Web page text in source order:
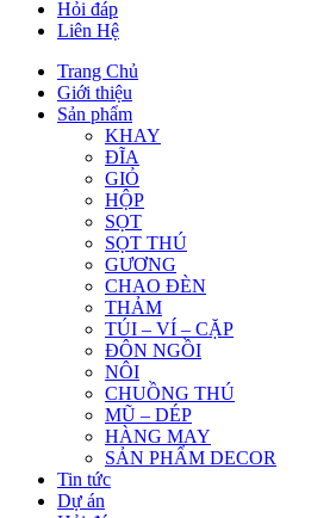
Hỏi đáp
Liên Hệ
Trang Chủ
Giới thiệu
Sản phẩm
KHAY
ĐĨA
GIỎ
HỘP
SỌT
SỌT THÚ
GƯƠNG
CHAO ĐÈN
THẢM
TÚI – VÍ – CẶP
ĐÔN NGỒI
NÔI
CHUỒNG THÚ
MŨ – DÉP
HÀNG MAY
SẢN PHẨM DECOR
Tin tức
Dự án